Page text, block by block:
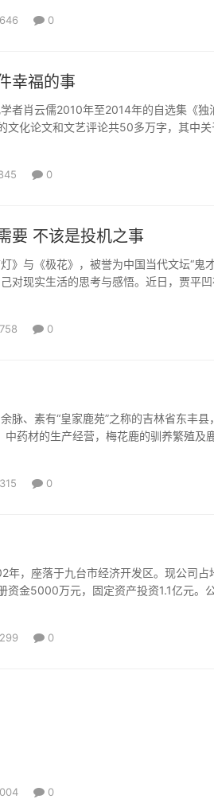
香港联交所退市。本公司核心产品为以“
三个... 0
幸福的事
肖云儒2010年至2014年的自选集《独
化论文和文艺评论共50多万字，其中关
笔耕不辍书名展示内心坚守肖云儒是一位
0
要 不该是投机之事
与《极花》，被誉为中国当代文坛“鬼
对现实生活的思考与感悟。近日，贾平凹
是人本身生命的需要、生存的需要，“它不
想过要成为作家 出生于上世...
0
脉、素有“皇家鹿苑”之称的吉林省东丰县
药材的生产经营，梅花鹿的驯养繁殖及
有10种剂型的先进制药生产线和以7个国
列保健产品。公司拥有...
0
年，座落于九台市经济开发区。现公司占
金5000万元，固定资产投资1.1亿元。
标、吉林省级农业产业化重点龙头企业、
农产品加工业百强企...
0
0